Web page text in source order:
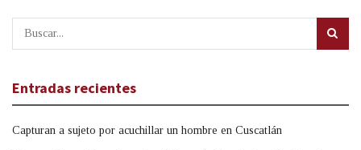
Entradas recientes
Capturan a sujeto por acuchillar un hombre en Cuscatlán